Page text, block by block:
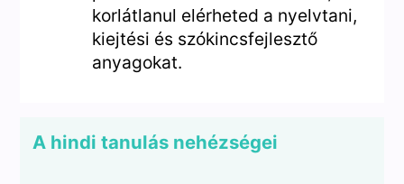
korlátlanul elérheted a nyelvtani,
kiejtési és szókincsfejlesztő
anyagokat.
A hindi tanulás nehézségei